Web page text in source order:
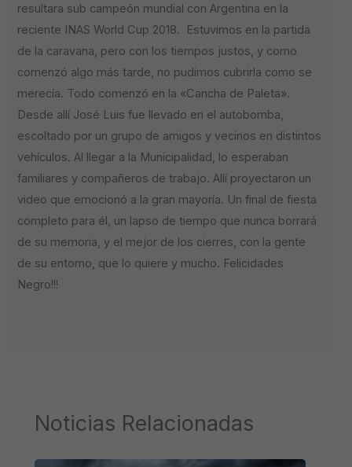
resultara sub campeón mundial con Argentina en la
reciente INAS World Cup 2018. Estuvimos en la partida
de la caravana, pero con los tiempos justos, y como
comenzó algo más tarde, no pudimos cubrirla como se
merecía. Todo comenzó en la «Cancha de Paleta».
Desde allí José Luis fue llevado en el autobomba,
escoltado por un grupo de amigos y vecinos en distintos
vehículos. Al llegar a la Municipalidad, lo esperaban
familiares y compañeros de trabajo. Allí proyectaron un
video que emocionó a la gran mayoría. Un final de fiesta
completo para él, un lapso de tiempo que nunca borrará
de su memoria, y el mejor de los cierres, con la gente
de su entorno, que lo quiere y mucho. Felicidades
Negro!!!
Noticias Relacionadas